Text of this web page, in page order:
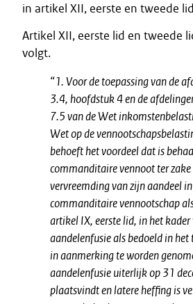
in artikel XII, eerste en tweede
Artikel XII, eerste lid en tweede
volgt.
“1. Voor de toepassing van de
3.4, hoofdstuk 4 en de
7.5 van de Wet
Wet op de
behoeft het voordeel dat is
commanditaire vennoot ter zake
vervreemding van zijn aandeel
commanditaire vennootschap
artikel IX, eerste lid, in het kader
aandelenfusie als bedoeld in
in aanmerking te worden
aandelenfusie uiterlijk op 31
plaatsvindt en latere heffing is